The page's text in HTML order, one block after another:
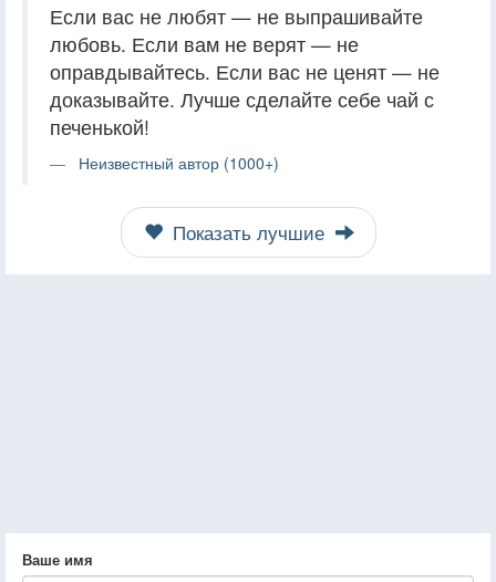
Если вас не любят — не выпрашивайте
любовь. Если вам не верят — не
оправдывайтесь. Если вас не ценят — не
доказывайте. Лучше сделайте себе чай с
печенькой!
Неизвестный автор (1000+)
Показать лучшие
Ваше имя